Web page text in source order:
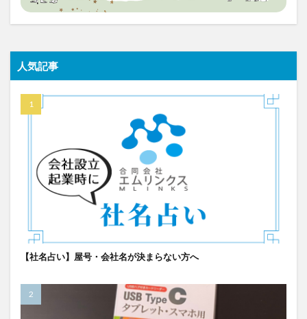
人気記事
【社名占い】屋号・会社名が決まらない方へ